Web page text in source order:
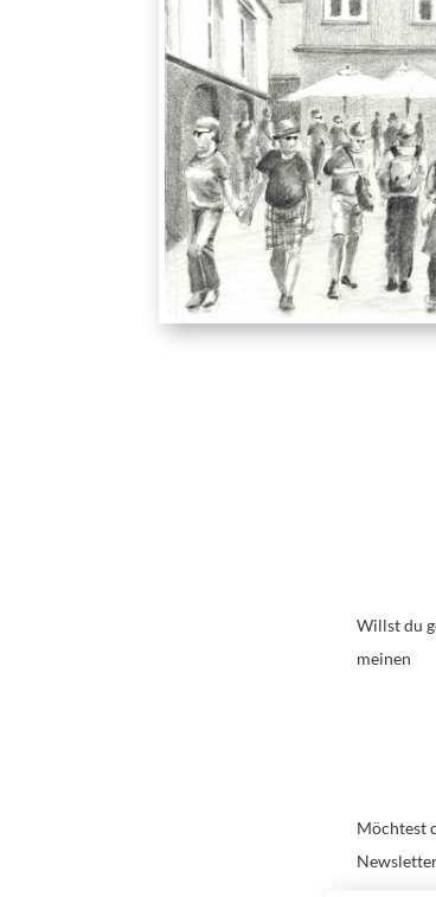
Willst du
meinen
Möchtest